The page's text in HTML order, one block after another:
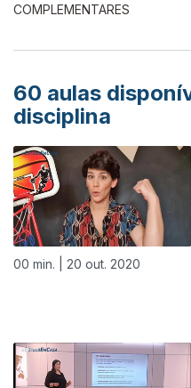
COMPLEMENTARES
60 aulas
disciplina
00 min. | 20 out. 2020